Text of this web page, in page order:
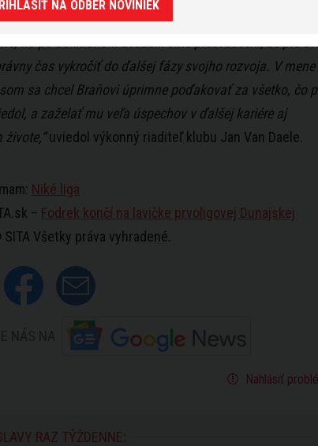
výraznú stopu. Takéto rozhodnutia nikdy nie sú
no po dôkladnom zvážení sme presvedčení, že pre DAC
čas vykročiť do ďalšej fázy svojho rozvoja. V mene
sa chcel Braňovi úprimne poďakovať za všetko, čo
a zaželať mu veľa úspechov v ďalšej kariére aj
živote,“uviedol výkonný riaditeľ klubu Jan Van Daele.
Niké liga
– Fodrek končí na lavičke prvoligovej Dunajskej
Všetky práva vyhradené.
Nahlásiť
RAZ TÝŽDENNE:
NA ODBER NOVINIEK